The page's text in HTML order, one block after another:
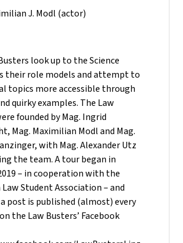
J. Modl (actor)
look up to the Science
their role models and attempt to
topics more accessible through
quirky examples. The Law
founded by Mag. Ingrid
Mag. Maximilian Modl and Mag.
with Mag. Alexander Utz
the team. A tour began in
– in cooperation with the
Law Student Association – and
post is published (almost) every
the Law Busters’ Facebook